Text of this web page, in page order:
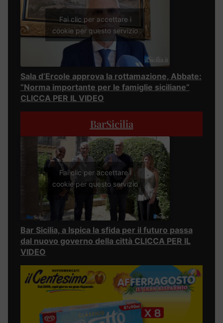
Fai clic per accettare i
cookie per questo servizio
Sala d’Ercole approva la rottamazione, Abbate:
“Norma importante per le famiglie siciliane”
CLICCA PER IL VIDEO
BarSicilia
Fai clic per accettare i
cookie per questo servizio
Bar Sicilia, a Ispica la sfida per il futuro passa
dal nuovo governo della città CLICCA PER IL
VIDEO